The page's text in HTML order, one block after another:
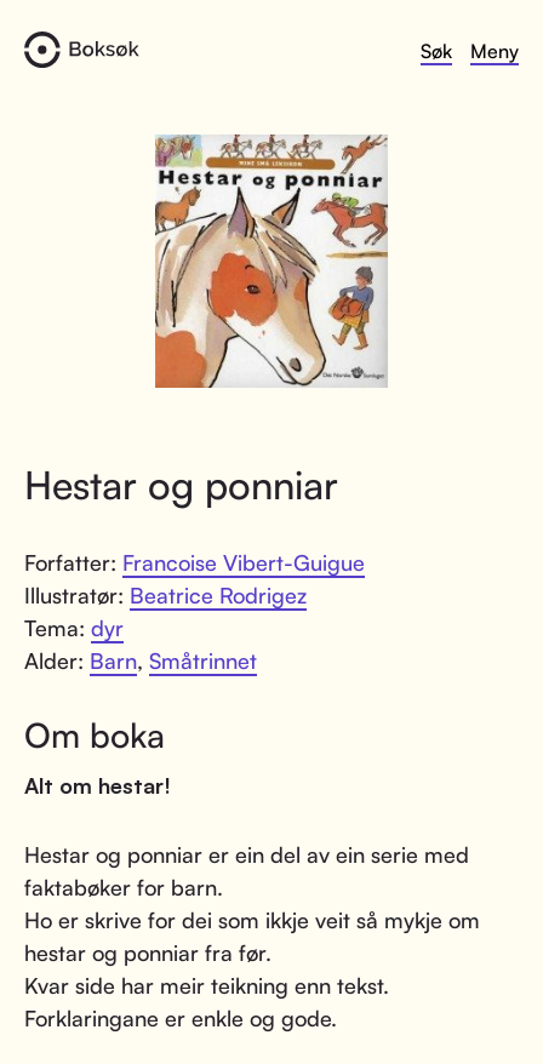
Søk Meny
Hestar og ponniar
Forfatter: Francoise Vibert-Guigue
Illustratør: Beatrice Rodrigez
Tema: dyr
Alder: Barn, Småtrinnet
Om boka
Alt om hestar!
Hestar og ponniar er ein del av ein serie med
faktabøker for barn.
Ho er skrive for dei som ikkje veit så mykje om
hestar og ponniar fra før.
Kvar side har meir teikning enn tekst.
Forklaringane er enkle og gode.